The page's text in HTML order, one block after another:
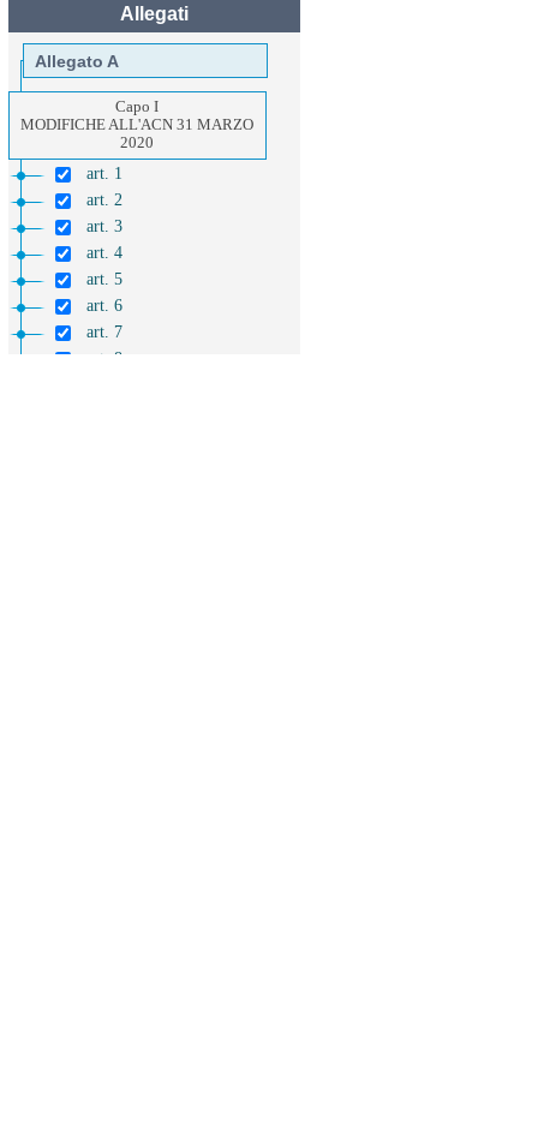
Allegati
Allegato A
Capo I
MODIFICHE ALL'ACN 31 MARZO
2020
art. 1
art. 2
art. 3
art. 4
art. 5
art. 6
art. 7
art. 8